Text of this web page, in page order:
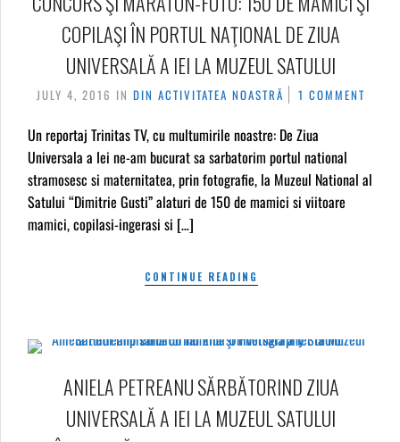
COPILAŞI ÎN PORTUL NAŢIONAL DE ZIUA
UNIVERSALĂ A IEI LA MUZEUL SATULUI
JULY 4, 2016 IN DIN ACTIVITATEA NOASTRĂ 1 COMMENT
Un reportaj Trinitas TV, cu multumirile noastre: De Ziua
Universala a Iei ne-am bucurat sa sarbatorim portul national
stramosesc si maternitatea, prin fotografie, la Muzeul National al
Satului “Dimitrie Gusti” alaturi de 150 de mamici si viitoare
mamici, copilasi-ingerasi si […]
CONTINUE READING
ANIELA PETREANU SĂRBĂTORIND ZIUA
UNIVERSALĂ A IEI LA MUZEUL SATULUI